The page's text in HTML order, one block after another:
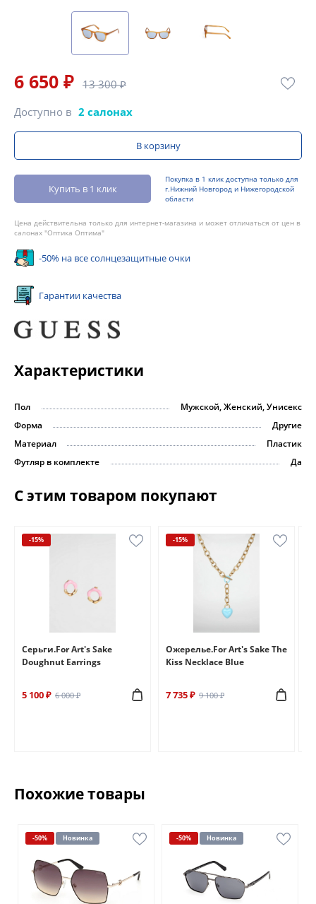
6 650 ₽ 13 300 ₽
Доступно в 2 салонах
В корзину
Купить в 1 клик
Покупка в 1 клик доступна только для
г.Нижний Новгород и Нижегородской
области
Цена действительна только для интернет-магазина и может отличаться от цен в
салонах "Оптика Оптима"
-50% на все солнцезащитные очки
Гарантии качества
Характеристики
Пол
Мужской, Женский, Унисекс
Форма
Другие
Материал
Пластик
Футляр в комплекте
Да
С этим товаром покупают
-15%
Серьги.For Art's Sake
Doughnut Earrings
5 100 ₽ 6 000 ₽
-15%
Ожерелье.For Art's Sake The
Kiss Necklace Blue
7 735 ₽ 9 100 ₽
Похожие товары
-50% Новинка -50% Новинка